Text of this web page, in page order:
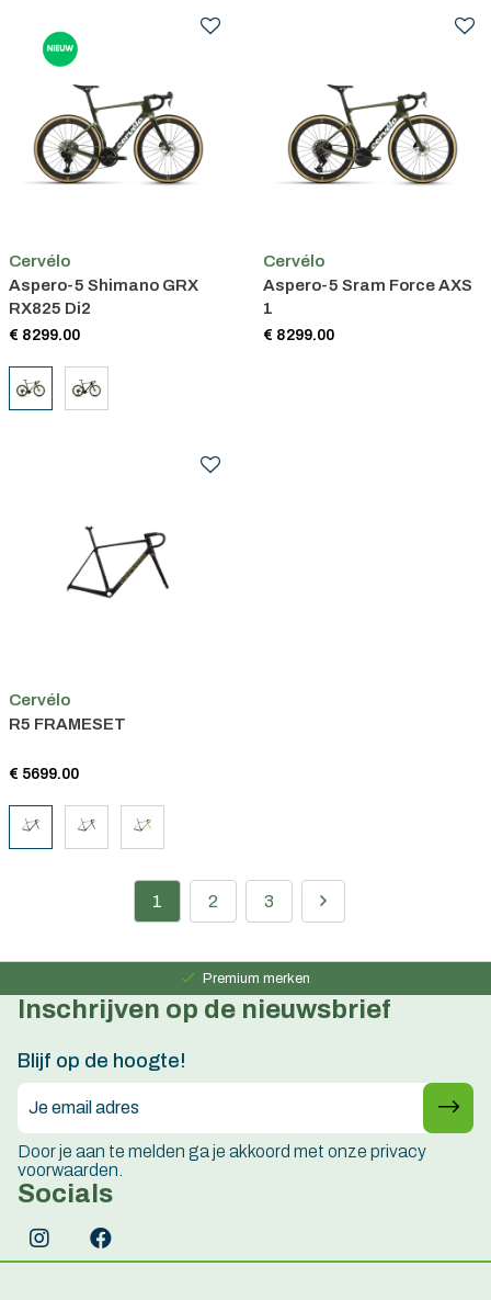
Cervélo
Aspero-5 Shimano GRX
RX825 Di2
€ 8299.00
Cervélo
Aspero-5 Sram Force AXS
1
€ 8299.00
Cervélo
R5 FRAMESET
€ 5699.00
1 2 3
Persoonlijk advies
Premium merken
Persoonlijk advies
Inschrijven op de nieuwsbrief
Blijf op de hoogte!
Door je aan te melden ga je akkoord met onze privacy
voorwaarden.
Socials